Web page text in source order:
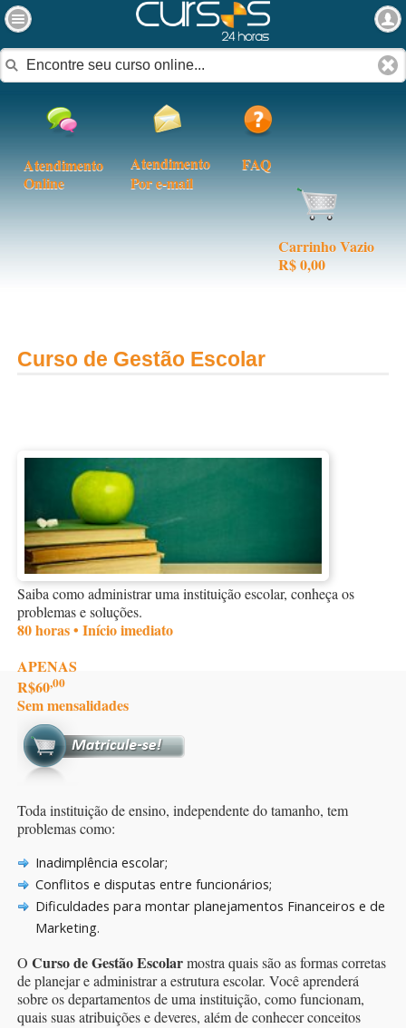
Atendimento
Online
Atendimento
Por e-mail
FAQ
Carrinho Vazio
R$ 0,00
Curso de Gestão Escolar
Saiba como administrar uma instituição escolar, conheça os
problemas e soluções.
80 horas • Início imediato
APENAS
R$60,00
Sem mensalidades
Toda instituição de ensino, independente do tamanho, tem
problemas como:
Inadimplência escolar;
Conflitos e disputas entre funcionários;
Dificuldades para montar planejamentos Financeiros e de
Marketing.
O Curso de Gestão Escolarmostra quais são as formas corretas
de planejar e administrar a estrutura escolar. Você aprenderá
sobre os departamentos de uma instituição, como funcionam,
quais suas atribuições e deveres, além de conhecer conceitos